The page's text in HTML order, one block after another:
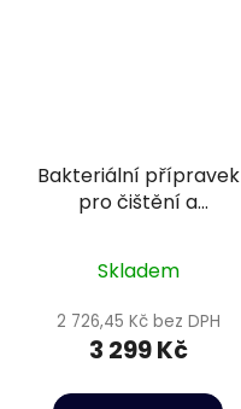
Bakteriální přípravek
pro čištění a
nitrivec 5 l
Skladem
2 726,45 Kč bez DPH
3 299 Kč